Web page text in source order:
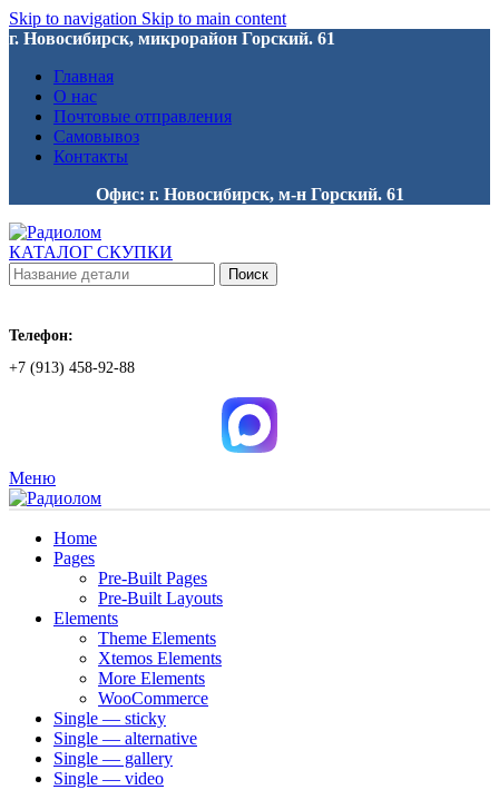
Skip to navigation Skip to main content
г. Новосибирск, микрорайон Горский. 61
Главная
О нас
Почтовые отправления
Самовывоз
Контакты
Офис: г. Новосибирск, м-н Горский. 61
КАТАЛОГ СКУПКИ
Поиск
Телефон:
+7 (913) 458-92-88
Меню
Home
Pages
Pre-Built Pages
Pre-Built Layouts
Elements
Theme Elements
Xtemos Elements
More Elements
WooCommerce
Single — sticky
Single — alternative
Single — gallery
Single — video